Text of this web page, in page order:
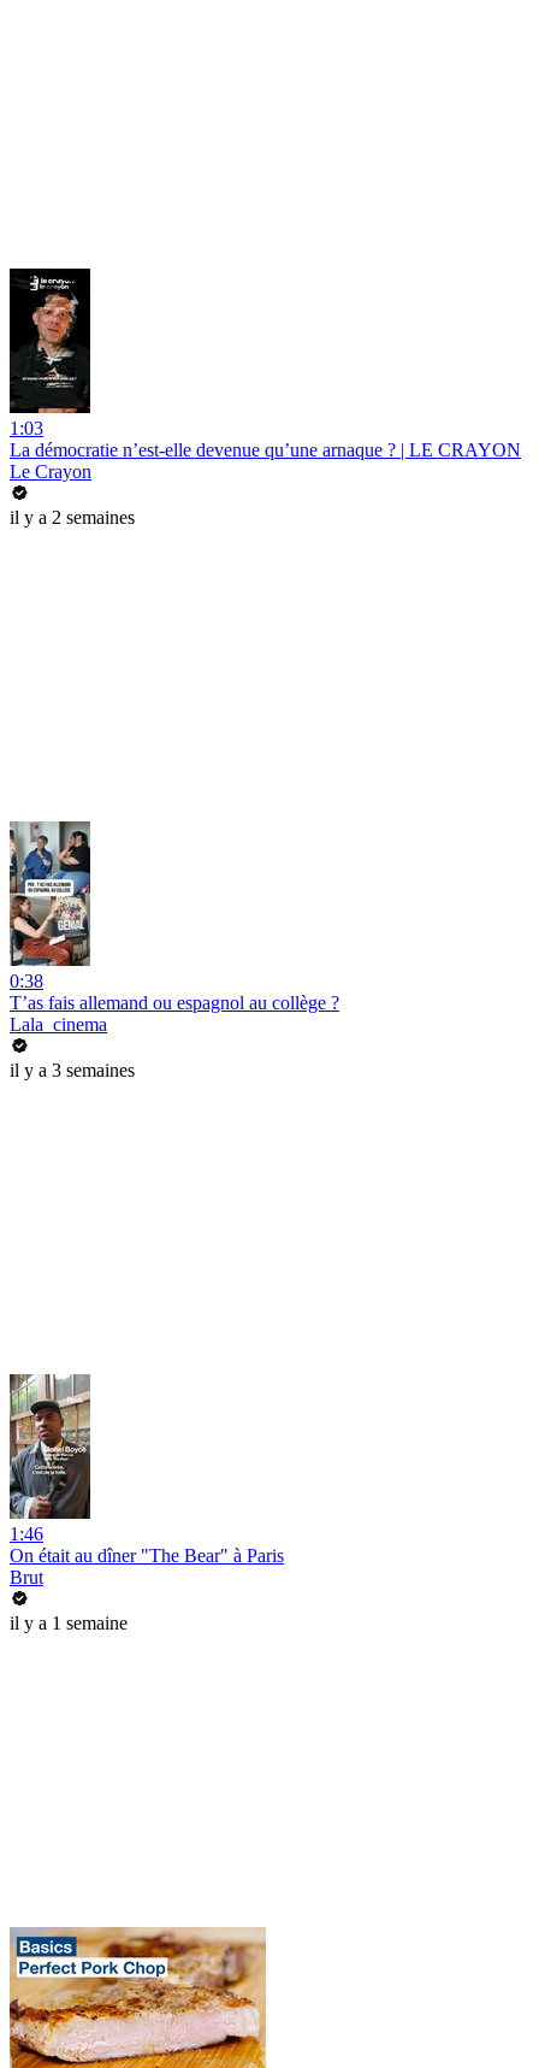
1:03
La démocratie n’est-elle devenue qu’une arnaque ? | LE CRAYON
Le Crayon
il y a 2 semaines
0:38
T’as fais allemand ou espagnol au collège ?
Lala_cinema
il y a 3 semaines
1:46
On était au dîner "The Bear" à Paris
Brut
il y a 1 semaine